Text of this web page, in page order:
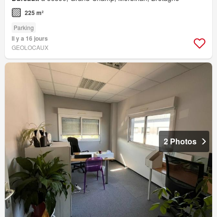
225 m²
Parking
Il y a 16 jours
GEOLOCAUX
2 Photos